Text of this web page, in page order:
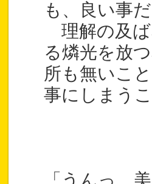
も、良い事
理解の及ば
る燐光を放
所も無いこ
事にしまう
「うんっ、